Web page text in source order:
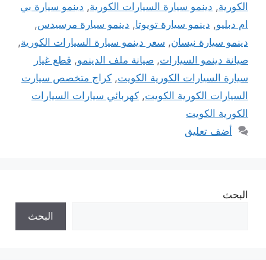
الكورية, دينمو سيارة السيارات الكورية, دينمو سيارة بي
ام دبليو, دينمو سيارة تويوتا, دينمو سيارة مرسيدس,
دينمو سيارة نيسان, سعر دينمو سيارة السيارات الكورية,
صيانة دينمو السيارات, صيانة ملف الدينمو, قطع غيار
سيارة السيارات الكورية الكويت, كراج متخصص سيارت
السيارات الكورية الكويت, كهربائي سيارات السيارات
الكورية الكويت
أضف تعليق
البحث
البحث